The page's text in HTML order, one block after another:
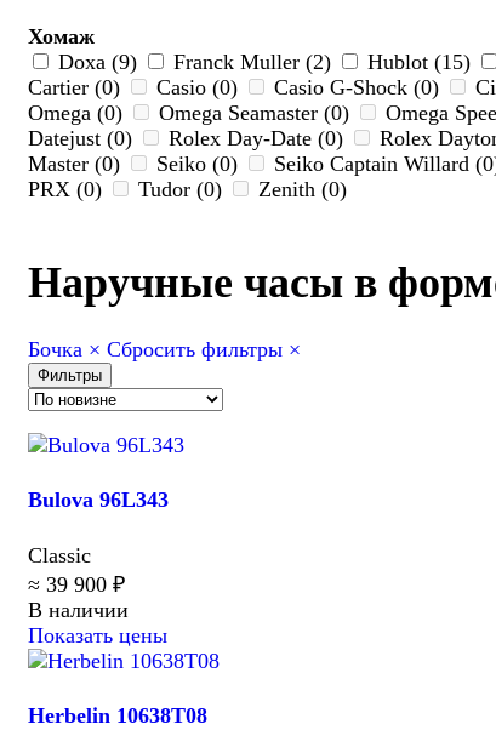
Хомаж
Doxa (9)
Franck Muller (2) Hublot (15)
Cartier (0)
Casio (0) Casio G-Shock (0)
Omega (0)
Omega Seamaster (0) Omega
Datejust (0)
Rolex Day-Date (0) Rolex
Master (0)
Seiko (0) Seiko Captain Willard
PRX (0)
Tudor (0) Zenith (0)
Наручные часы в
Бочка × Сбросить фильтры ×
Фильтры
Bulova 96L343
Classic
≈ 39 900 ₽
В наличии
Показать цены
Herbelin 10638T08